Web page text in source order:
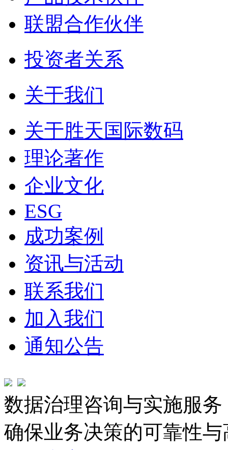
联盟合作伙伴
投资者关系
关于我们
关于胜天国际数码
理论著作
企业文化
ESG
成功案例
资讯与活动
联系我们
加入我们
通知公告
数据治理咨询与实施服务
确保业务决策的可靠性与